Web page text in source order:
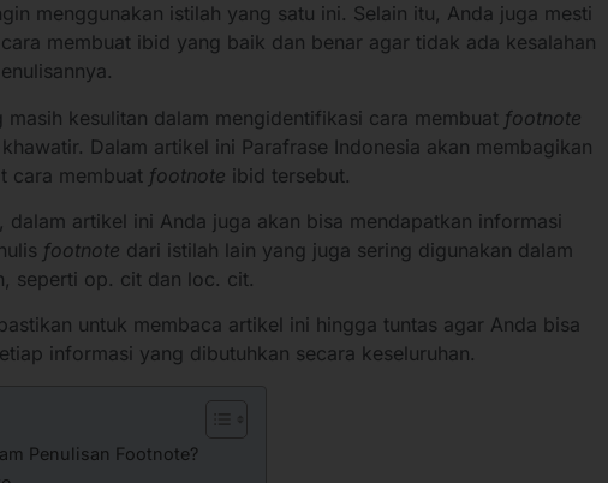
menggunakan istilah yang satu ini. Selain itu, Anda juga mesti
membuat ibid yang baik dan benar agar tidak ada kesalahan
masih kesulitan dalam mengidentifikasi cara membuat footnote
Dalam artikel ini Parafrase Indonesia akan membagikan
cara membuat footnote ibid tersebut.
dalam artikel ini Anda juga akan bisa mendapatkan informasi
footnote dari istilah lain yang juga sering digunakan dalam
seperti op. cit dan loc. cit.
untuk membaca artikel ini hingga tuntas agar Anda bisa
informasi yang dibutuhkan secara keseluruhan.
Penulisan Footnote?